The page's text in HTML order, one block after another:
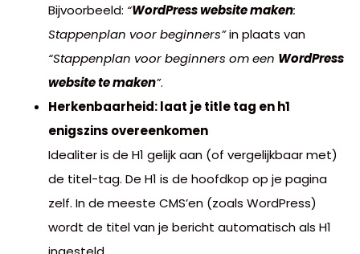
Bijvoorbeeld: “WordPress website maken:
Stappenplan voor beginners”in plaats van
“Stappenplan voor beginners om een WordPress
website te maken”.
Herkenbaarheid: laat je title tag en h1
enigszins overeenkomen
Idealiter is de H1 gelijk aan (of vergelijkbaar met)
de titel-tag. De H1 is de hoofdkop op je pagina
zelf. In de meeste CMS’en (zoals WordPress)
wordt de titel van je bericht automatisch als H1